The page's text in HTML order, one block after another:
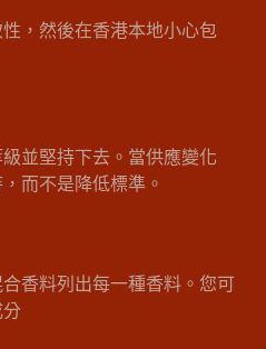
，然後在香港本地小心包
並堅持下去。當供應變化
而不是降低標準。
香料列出每一種香料。您可